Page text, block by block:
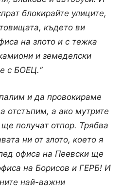
блокирайте улиците,
, където ви
на злото и с тежка
и земеделски
с БОЕЦ.“
и да провокираме
отстъпим, а ако мутрите
ще получат отпор. Трябва
ни от злото, което я
офиса на Пеевски ще
на Борисов и ГЕРБ! И
най-важни